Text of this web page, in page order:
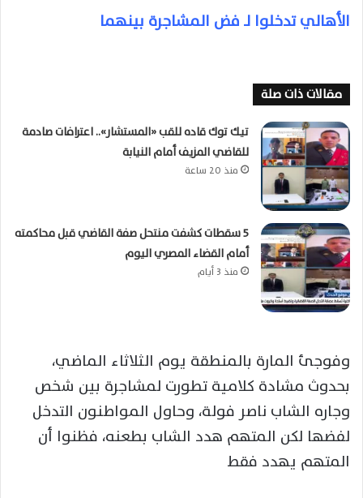
الأهالي تدخلوا لـ فض المشاجرة بينهما
مقالات ذات صلة
تيك توك قاده للقب «المستشار».. اعترافات صادمة
للقاضي المزيف أمام النيابة
منذ 20 ساعة
5 سقطات كشفت منتحل صفة القاضي قبل محاكمته
أمام القضاء المصري اليوم
منذ 3 أيام
وفوجئ المارة بالمنطقة يوم الثلاثاء الماضي،
بحدوث مشادة كلامية تطورت لمشاجرة بين شخص
وجاره الشاب ناصر فولة، وحاول المواطنون التدخل
لفضها لكن المتهم هدد الشاب بطعنه، فظنوا أن
المتهم يهدد فقط